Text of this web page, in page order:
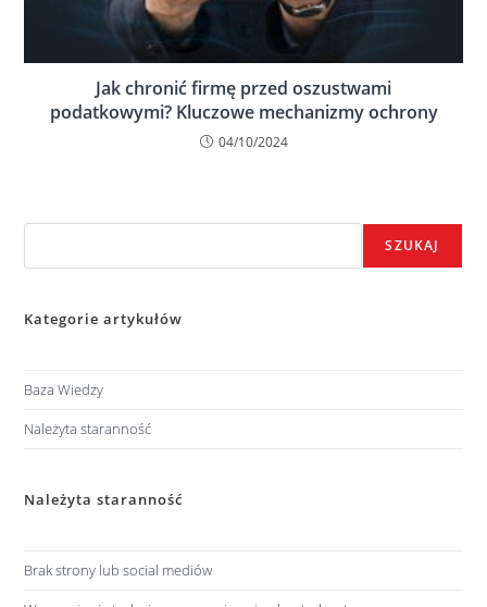
Jak chronić firmę przed oszustwami
podatkowymi? Kluczowe mechanizmy ochrony
04/10/2024
SZUKAJ
Kategorie artykułów
Baza Wiedzy
Należyta staranność
Należyta staranność
Brak strony lub social mediów